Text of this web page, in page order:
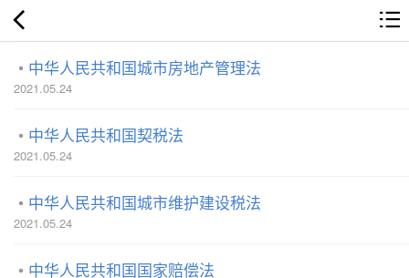
中华人民共和国城市房地产管理法
2021.05.24
中华人民共和国契税法
2021.05.24
中华人民共和国城市维护建设税法
2021.05.24
中华人民共和国国家赔偿法